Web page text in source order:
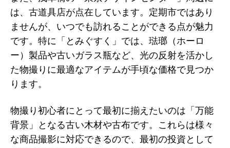
は、古道具店が点在しています。定期市ではあり
ませんが、いつでも訪れることができる点が魅力
です。特に「とみぐすく」では、琺瑯（ホーロ
ー）製品や古いガラス瓶など、光の反射を活かし
た物撮りに最適なアイテムが手頃な価格で見つか
ります。
物撮り初心者にとって最初に揃えたいのは「万能
背景」となる古い木材や古布です。これらは様々
な商品撮影に対応できるので、最初の投資として